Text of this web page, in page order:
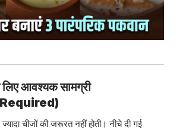
आवश्यक सामग्री
चीजों की जरूरत नहीं होती। नीचे दी गई